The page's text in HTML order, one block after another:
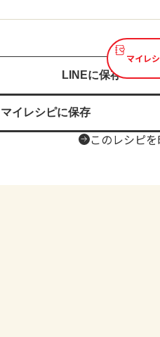
マイレ
LINEに保存
マイレシピに保存
保存済み
このレシピ